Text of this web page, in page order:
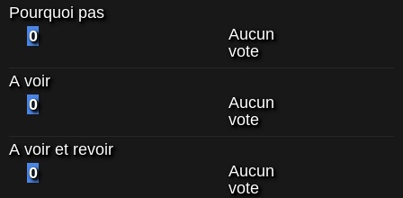
Pourquoi pas
0
Aucun
vote
A voir
0
Aucun
vote
A voir et revoir
0
Aucun
vote